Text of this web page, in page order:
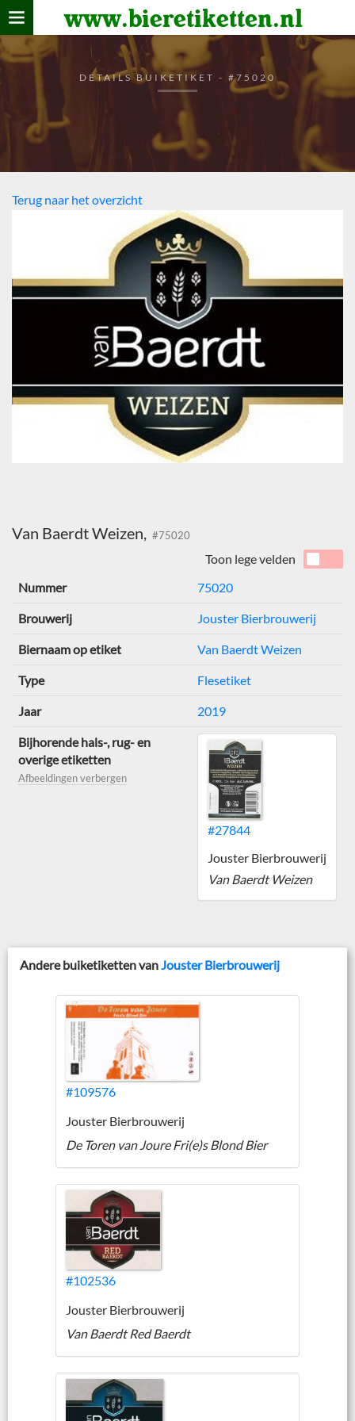
www.bieretiketten.nl
Home
verzamelen
De bierkaart
Bezoekers
DETAILS BUIKETIKET - #75020
Terug naar het overzicht
Van Baerdt Weizen, #75020
Toon lege velden
Nummer
75020
Brouwerij Jouster Bierbrouwerij
Biernaam op etiket Van Baerdt Weizen
Type Flesetiket
Jaar 2019
Bijhorende hals-, rug- en
overige etiketten
Afbeeldingen verbergen
#27844
Jouster Bierbrouwerij
Van Baerdt Weizen
Andere buiketiketten van Jouster Bierbrouwerij
#109576
Jouster Bierbrouwerij
De Toren van Joure Fri(e)s Blond Bier
#102536
Jouster Bierbrouwerij
Van Baerdt Red Baerdt